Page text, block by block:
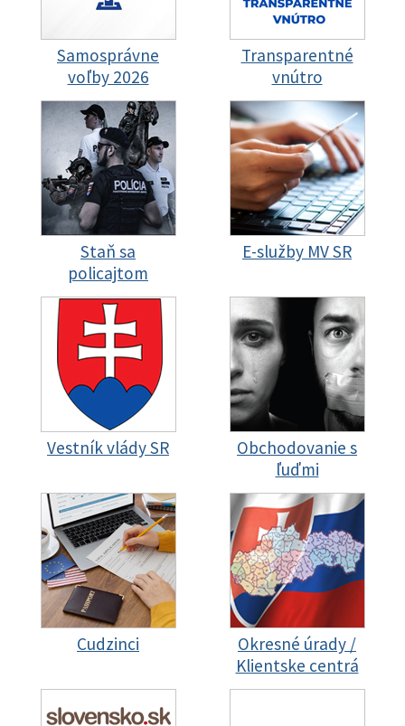
Samosprávne
voľby 2026
Transparentné
vnútro
Staň sa
policajtom
E-služby MV SR
Vestník vlády SR
Obchodovanie s
ľuďmi
Cudzinci
Okresné úrady /
Klientske centrá